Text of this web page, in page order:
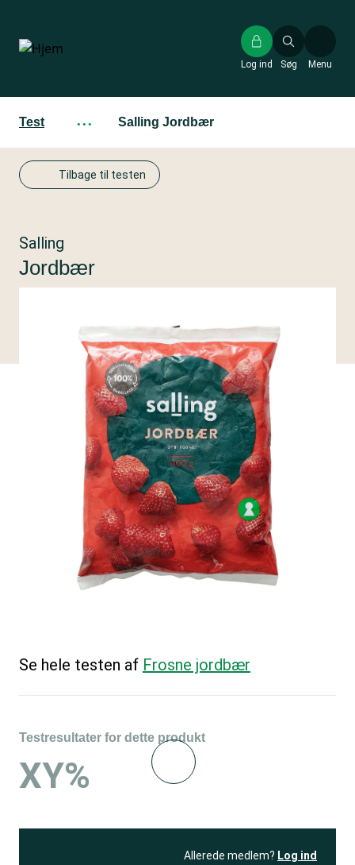
hovedindhold
Søg
Log ind Menu
Test ··· Salling Jordbær
Tilbage til testen
Salling
Jordbær
Se hele testen af Frosne jordbær
Testresultater for dette produkt
XY%
Allerede medlem? Log ind